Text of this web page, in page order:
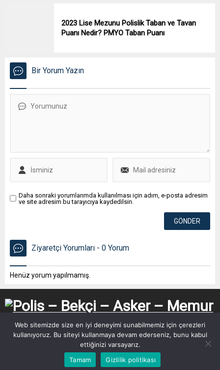
2023 Lise Mezunu Polislik Taban ve Tavan
Puanı Nedir? PMYO Taban Puanı
Bir Yorum Yazın
Daha sonraki yorumlarımda kullanılması için adım, e-posta adresim
ve site adresim bu tarayıcıya kaydedilsin.
Ziyaretçi Yorumları - 0 Yorum
Henüz yorum yapılmamış.
Web sitemizde size en iyi deneyimi sunabilmemiz için çerezleri
kullanıyoruz. Bu siteyi kullanmaya devam ederseniz, bunu kabul
ettiğinizi varsayarız.
Tamam
Gizlilik politikası